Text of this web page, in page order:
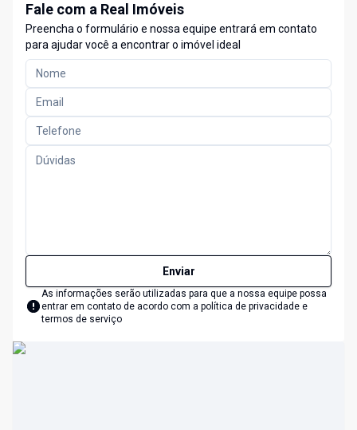
Fale com a Real Imóveis
Preencha o formulário e nossa equipe entrará em contato
para ajudar você a encontrar o imóvel ideal
Enviar
As informações serão utilizadas para que a nossa equipe possa
entrar em contato de acordo com a política de privacidade e
termos de serviço